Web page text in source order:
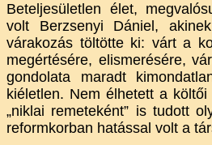
Beteljesületlen élet,
volt Berzsenyi Dániel,
várakozás töltötte ki: várt a
megértésére, elismerésére,
gondolata maradt
kiéletlen. Nem élhetett a
„niklai remeteként” is tudott
reformkorban hatással volt a